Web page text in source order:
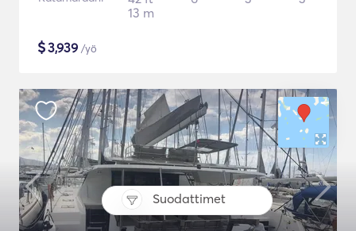
Suodattimet
13 m
$3,939 /yö